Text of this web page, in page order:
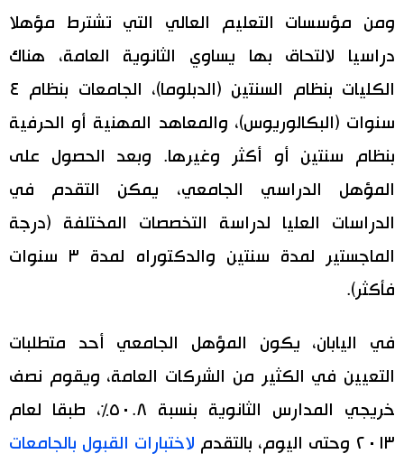
ومن مؤسسات التعليم العالي التي تشترط مؤهلا
دراسيا لالتحاق بها يساوي الثانوية العامة، هناك
الكليات بنظام السنتين (الدبلوما)، الجامعات بنظام ٤
سنوات (البكالوريوس)، والمعاهد المهنية أو الحرفية
بنظام سنتين أو أكثر وغيرها. وبعد الحصول على
المؤهل الدراسي الجامعي، يمكن التقدم في
الدراسات العليا لدراسة التخصصات المختلفة (درجة
الماجستير لمدة سنتين والدكتوراه لمدة ٣ سنوات
فأكثر).
في اليابان، يكون المؤهل الجامعي أحد متطلبات
التعيين في الكثير من الشركات العامة، ويقوم نصف
خريجي المدارس الثانوية بنسبة ٥٠.٨٪‏، طبقا لعام
٢٠١٣ وحتى اليوم، بالتقدم
لاختبارات القبول بالجامعات